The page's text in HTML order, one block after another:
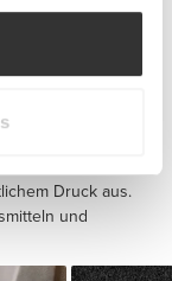
Druck aus.
und